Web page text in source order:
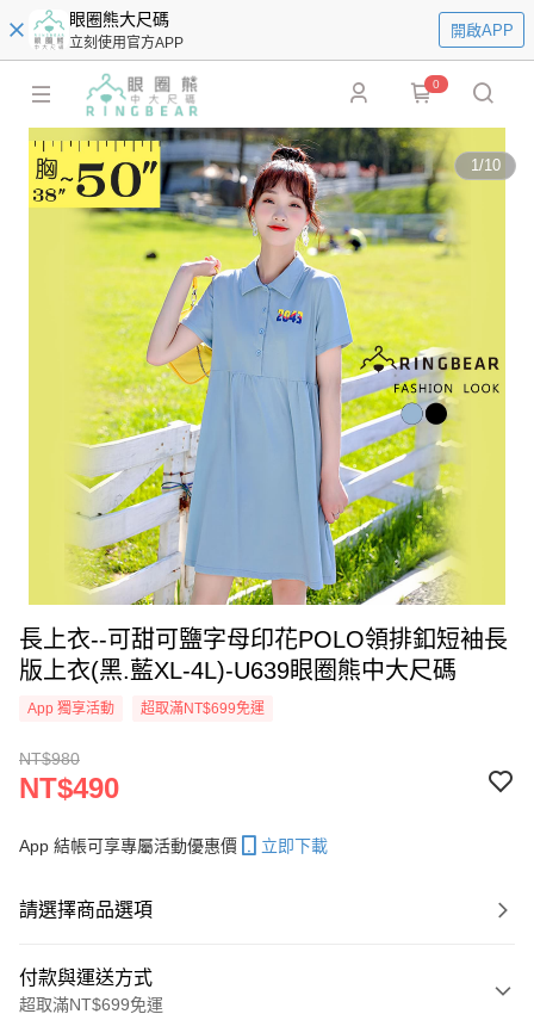
眼圈熊大尺碼
立刻使用官方APP
開啟APP
0
1/10
長上衣--可甜可鹽字母印花POLO領排釦短袖長
版上衣(黑.藍XL-4L)-U639眼圈熊中大尺碼
App 獨享活動 超取滿NT$699免運
NT$980
NT$490
App 結帳可享專屬活動優惠價 立即下載
請選擇商品選項
付款與運送方式
超取滿NT$699免運